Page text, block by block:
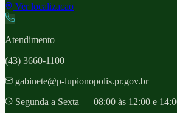
Ver localizacao
Atendimento
(43) 3660-1100
gabinete@p-lupionopolis.pr.gov.br
Segunda a Sexta — 08:00 às 12:00 e